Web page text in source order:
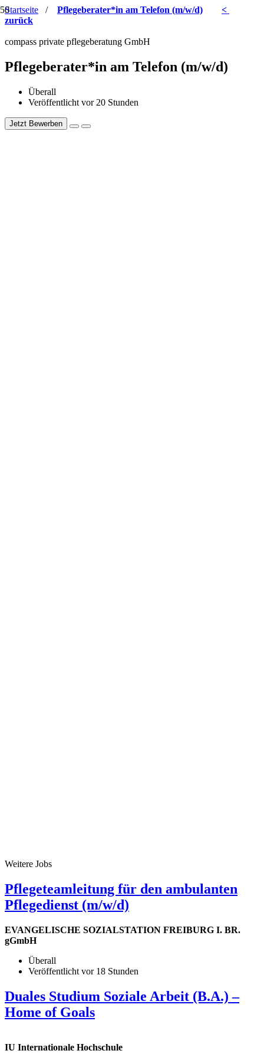
Startseite / Pflegeberater*in am Telefon (m/w/d)
<
zurück
compass private pflegeberatung GmbH
Pflegeberater*in am Telefon (m/w/d)
Überall
Veröffentlicht vor 20 Stunden
Jetzt Bewerben
Weitere Jobs
Pflegeteamleitung für den ambulanten
Pflegedienst (m/w/d)
EVANGELISCHE SOZIALSTATION FREIBURG I. BR.
gGmbH
Überall
Veröffentlicht vor 18 Stunden
Duales Studium Soziale Arbeit (B.A.) –
Home of Goals
IU Internationale Hochschule